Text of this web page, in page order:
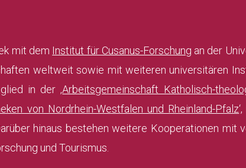
mit dem Institut für Cusanus-Forschung an der
weltweit sowie mit weiteren universitären
in der ‚Arbeitsgemeinschaft Katholisch-
von Nordrhein-Westfalen und Rheinland-Pfalz
hinaus bestehen weitere Kooperationen mit
und Tourismus.